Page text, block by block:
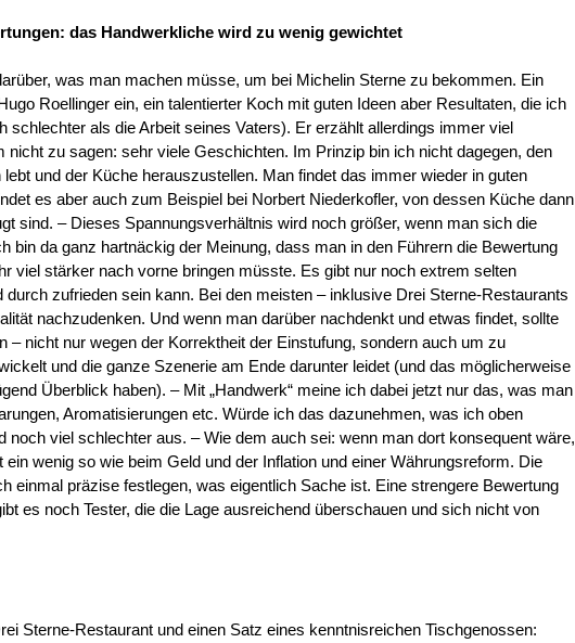
das Handwerkliche wird zu wenig gewichtet
was man machen müsse, um bei Michelin Sterne zu bekommen. Ein
Roellinger ein, ein talentierter Koch mit guten Ideen aber Resultaten, die ich
schlechter als die Arbeit seines Vaters). Er erzählt allerdings immer viel
zu sagen: sehr viele Geschichten. Im Prinzip bin ich nicht dagegen, den
und der Küche herauszustellen. Man findet das immer wieder in guten
es aber auch zum Beispiel bei Norbert Niederkofler, von dessen Küche dann
sind. – Dieses Spannungsverhältnis wird noch größer, wenn man sich die
bin da ganz hartnäckig der Meinung, dass man in den Führern die Bewertung
viel stärker nach vorne bringen müsste. Es gibt nur noch extrem selten
zufrieden sein kann. Bei den meisten – inklusive Drei Sterne-Restaurants
nachzudenken. Und wenn man darüber nachdenkt und etwas findet, sollte
nicht nur wegen der Korrektheit der Einstufung, sondern auch um zu
und die ganze Szenerie am Ende darunter leidet (und das möglicherweise
Überblick haben). – Mit „Handwerk“ meine ich dabei jetzt nur das, was man
Aromatisierungen etc. Würde ich das dazunehmen, was ich oben
viel schlechter aus. – Wie dem auch sei: wenn man dort konsequent wäre,
wenig so wie beim Geld und der Inflation und einer Währungsreform. Die
einmal präzise festlegen, was eigentlich Sache ist. Eine strengere Bewertung
es noch Tester, die die Lage ausreichend überschauen und sich nicht von
Sterne-Restaurant und einen Satz eines kenntnisreichen Tischgenossen: